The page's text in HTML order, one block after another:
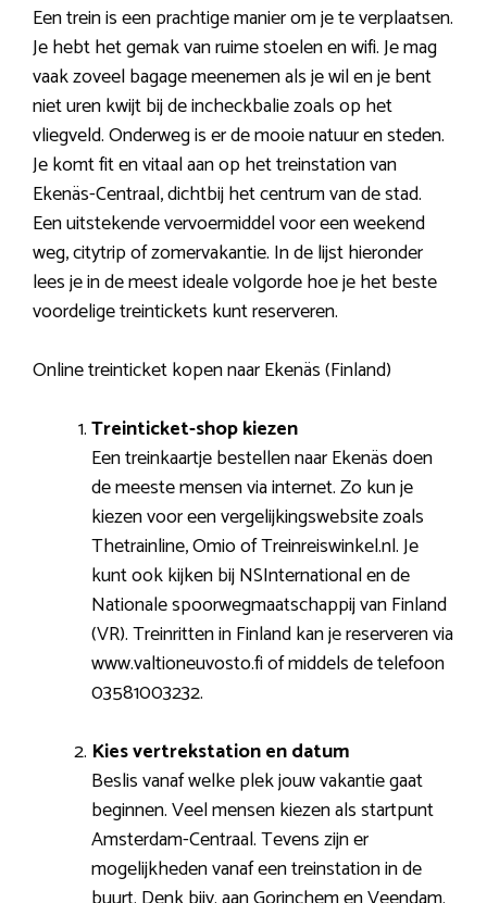
Een trein is een prachtige manier om je te verplaatsen.
Je hebt het gemak van ruime stoelen en wifi. Je mag
vaak zoveel bagage meenemen als je wil en je bent
niet uren kwijt bij de incheckbalie zoals op het
vliegveld. Onderweg is er de mooie natuur en steden.
Je komt fit en vitaal aan op het treinstation van
Ekenäs-Centraal, dichtbij het centrum van de stad.
Een uitstekende vervoermiddel voor een weekend
weg, citytrip of zomervakantie. In de lijst hieronder
lees je in de meest ideale volgorde hoe je het beste
voordelige treintickets kunt reserveren.
Online treinticket kopen naar Ekenäs (Finland)
Treinticket-shop kiezen
Een treinkaartje bestellen naar Ekenäs doen
de meeste mensen via internet. Zo kun je
kiezen voor een vergelijkingswebsite zoals
Thetrainline, Omio of Treinreiswinkel.nl. Je
kunt ook kijken bij NSInternational en de
Nationale spoorwegmaatschappij van Finland
(VR). Treinritten in Finland kan je reserveren via
www.valtioneuvosto.fi of middels de telefoon
03581003232.
Kies vertrekstation en datum
Beslis vanaf welke plek jouw vakantie gaat
beginnen. Veel mensen kiezen als startpunt
Amsterdam-Centraal. Tevens zijn er
mogelijkheden vanaf een treinstation in de